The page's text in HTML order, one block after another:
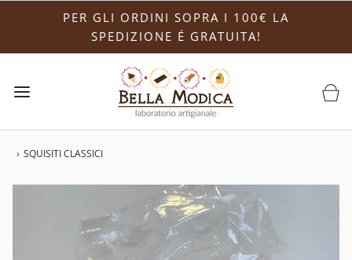
PER GLI ORDINI SOPRA I 100€ LA
SPEDIZIONE É GRATUITA!
› SQUISITI CLASSICI